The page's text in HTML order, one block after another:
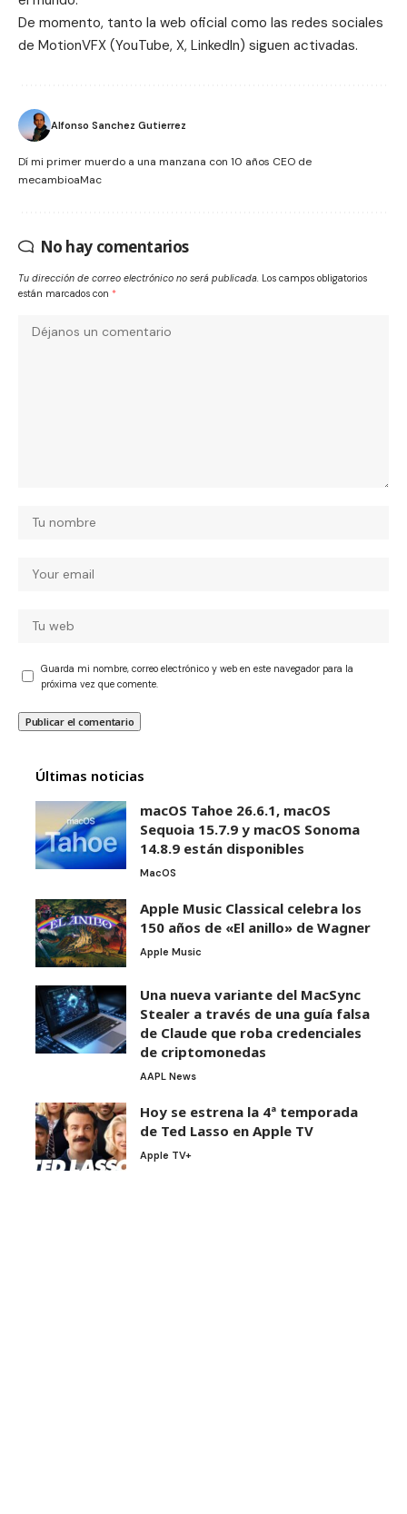
De momento, tanto la web oficial como las redes sociales
de MotionVFX (YouTube, X, LinkedIn) siguen activadas.
Alfonso Sanchez Gutierrez
Dí mi primer muerdo a una manzana con 10 años CEO de
mecambioaMac
No hay comentarios
Tu dirección de correo electrónico no será publicada. Los campos obligatorios
están marcados con *
Guarda mi nombre, correo electrónico y web en este navegador para la
próxima vez que comente.
Últimas noticias
macOS Tahoe 26.6.1, macOS
Sequoia 15.7.9 y macOS Sonoma
14.8.9 están disponibles
MacOS
Apple Music Classical celebra los
150 años de «El anillo» de Wagner
Apple Music
Una nueva variante del MacSync
Stealer a través de una guía falsa
de Claude que roba credenciales
de criptomonedas
AAPL News
Hoy se estrena la 4ª temporada
de Ted Lasso en Apple TV
Apple TV+